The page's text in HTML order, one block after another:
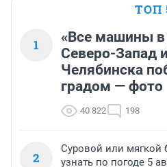
ТОП
1
«Все машины в
Северо-Запад
Челябинска
градом — фото
40 822 198
2
Суровой или мягкой
узнать по погоде 5